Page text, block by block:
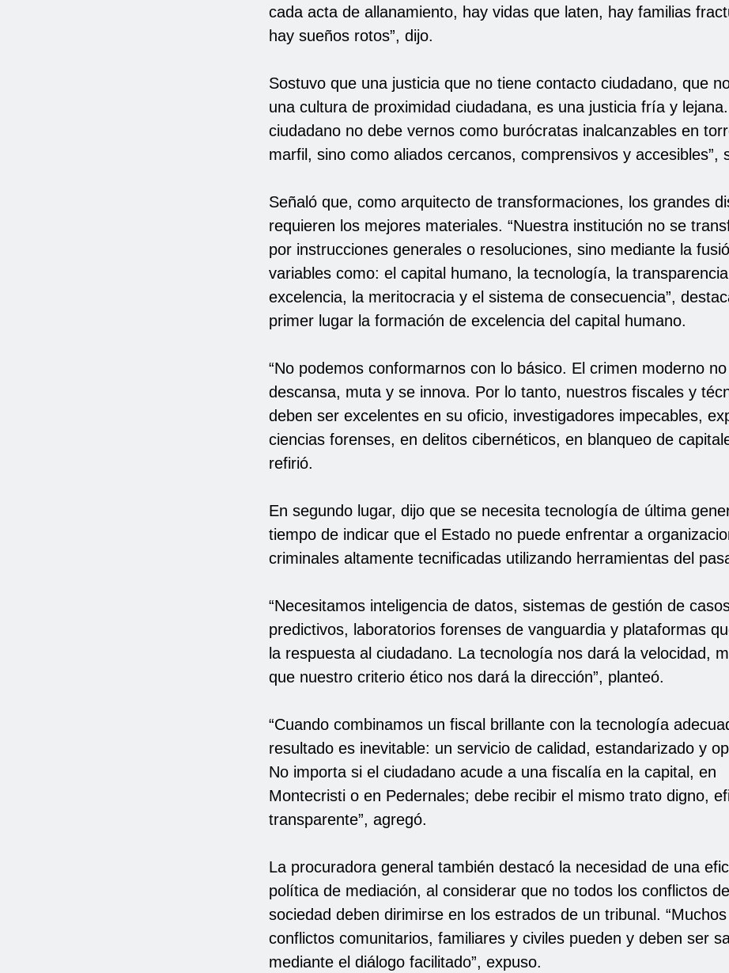
cada acta de allanamiento, hay vidas que laten, hay familias
hay sueños rotos”, dijo.
Sostuvo que una justicia que no tiene contacto ciudadano, que
una cultura de proximidad ciudadana, es una justicia fría y lejana.
ciudadano no debe vernos como burócratas inalcanzables en
marfil, sino como aliados cercanos, comprensivos y accesibles”,
Señaló que, como arquitecto de transformaciones, los grandes
requieren los mejores materiales. “Nuestra institución no se
por instrucciones generales o resoluciones, sino mediante la
variables como: el capital humano, la tecnología, la
excelencia, la meritocracia y el sistema de consecuencia”,
primer lugar la formación de excelencia del capital humano.
“No podemos conformarnos con lo básico. El crimen moderno no
descansa, muta y se innova. Por lo tanto, nuestros fiscales y
deben ser excelentes en su oficio, investigadores impecables,
ciencias forenses, en delitos cibernéticos, en blanqueo de
refirió.
En segundo lugar, dijo que se necesita tecnología de última
tiempo de indicar que el Estado no puede enfrentar a
criminales altamente tecnificadas utilizando herramientas del
“Necesitamos inteligencia de datos, sistemas de gestión de
predictivos, laboratorios forenses de vanguardia y plataformas
la respuesta al ciudadano. La tecnología nos dará la velocidad,
que nuestro criterio ético nos dará la dirección”, planteó.
“Cuando combinamos un fiscal brillante con la tecnología
resultado es inevitable: un servicio de calidad, estandarizado y
No importa si el ciudadano acude a una fiscalía en la capital, en
Montecristi o en Pedernales; debe recibir el mismo trato digno,
transparente”, agregó.
La procuradora general también destacó la necesidad de una
política de mediación, al considerar que no todos los conflictos
sociedad deben dirimirse en los estrados de un tribunal. “Muchos
conflictos comunitarios, familiares y civiles pueden y deben ser
mediante el diálogo facilitado”, expuso.